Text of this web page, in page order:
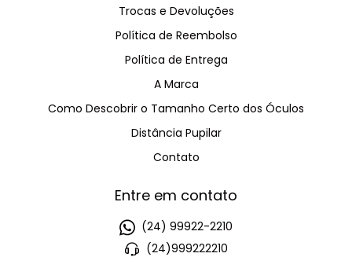
Trocas e Devoluções
Política de Reembolso
Política de Entrega
A Marca
Como Descobrir o Tamanho Certo dos Óculos
Distância Pupilar
Contato
Entre em contato
(24) 99922-2210
(24)999222210